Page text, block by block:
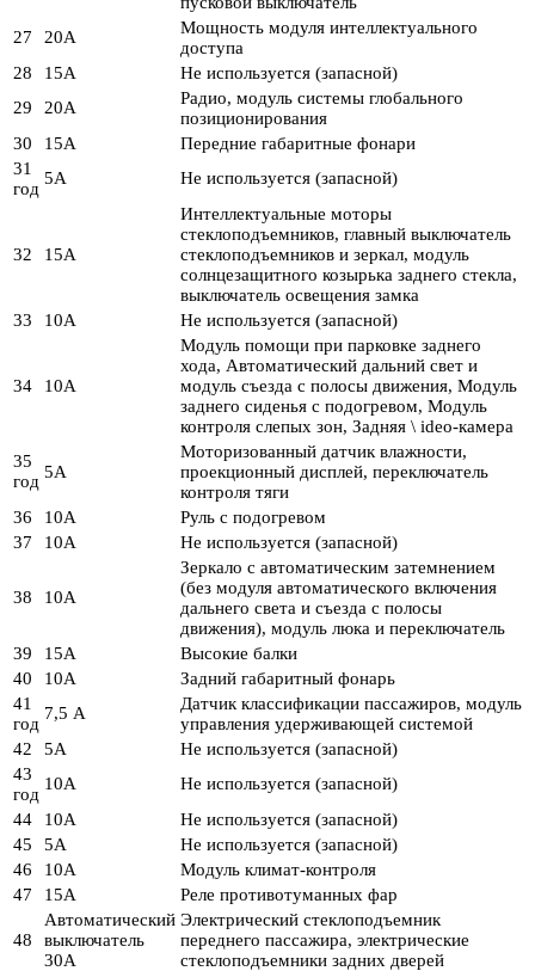
27
20А
Мощность модуля интеллектуального
доступа
28
15А
Не используется (запасной)
29
20А
Радио, модуль системы глобального
позиционирования
30
15А
Передние габаритные фонари
31
год
5А Не используется (запасной)
32 15А
Интеллектуальные моторы
стеклоподъемников, главный выключатель
стеклоподъемников и зеркал, модуль
солнцезащитного козырька заднего стекла,
выключатель освещения замка
33
10А Не используется (запасной)
34 10А
Модуль помощи при парковке заднего
хода, Автоматический дальний свет и
модуль съезда с полосы движения, Модуль
заднего сиденья с подогревом, Модуль
контроля слепых зон, Задняя \ ideo-камера
35
год 5А
Моторизованный датчик влажности,
проекционный дисплей, переключатель
контроля тяги
36
10А
Руль с подогревом
37
10А Не используется (запасной)
38 10А
Зеркало с автоматическим затемнением
(без модуля автоматического включения
дальнего света и съезда с полосы
движения), модуль люка и переключатель
39
15А
Высокие балки
40
10А
Задний габаритный фонарь
41
год
7,5 А
Датчик классификации пассажиров, модуль
управления удерживающей системой
42
5А
Не используется (запасной)
43
год
10А
Не используется (запасной)
44
10А
Не используется (запасной)
45
5А
Не используется (запасной)
46
10А
Модуль климат-контроля
47
15А Реле противотуманных фар
48
Автоматический
выключатель
30А
Электрический стеклоподъемник
переднего пассажира, электрические
стеклоподъемники задних дверей